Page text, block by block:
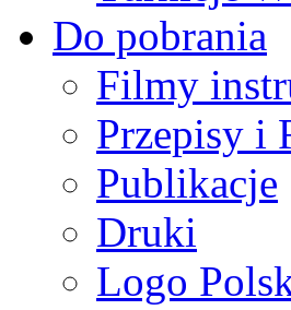
Do pobrania
Filmy
Przepisy i
Publikacje
Druki
Logo